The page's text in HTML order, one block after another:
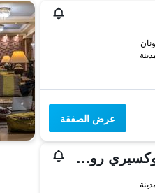
عرض الصفقة
فيلوكسينيون لوكسيري رومز كي لوفت